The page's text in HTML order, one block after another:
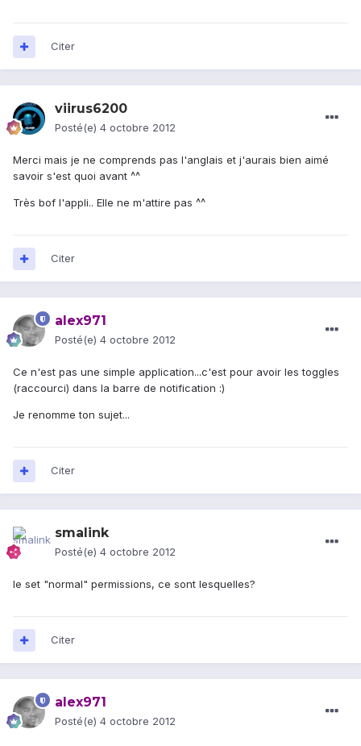
Citer
viirus6200
Posté(e) 4 octobre 2012
Merci mais je ne comprends pas l'anglais et j'aurais bien aimé
savoir s'est quoi avant ^^
Très bof l'appli.. Elle ne m'attire pas ^^
Citer
alex971
Posté(e) 4 octobre 2012
Ce n'est pas une simple application...c'est pour avoir les toggles
(raccourci) dans la barre de notification :)
Je renomme ton sujet...
Citer
smalink
Posté(e) 4 octobre 2012
le set "normal" permissions, ce sont lesquelles?
Citer
alex971
Posté(e) 4 octobre 2012